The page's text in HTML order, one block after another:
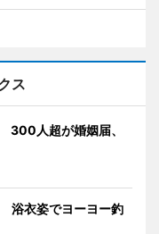
ス
人超が婚姻届、
浴衣姿でヨーヨー釣